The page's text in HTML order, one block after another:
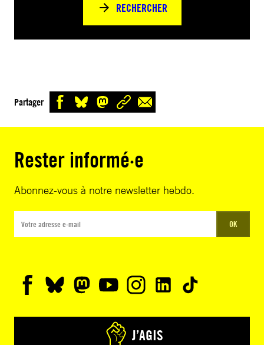
RECHERCHER
Partager
Rester informé·e
Abonnez-vous à notre newsletter hebdo.
OK
J’AGIS